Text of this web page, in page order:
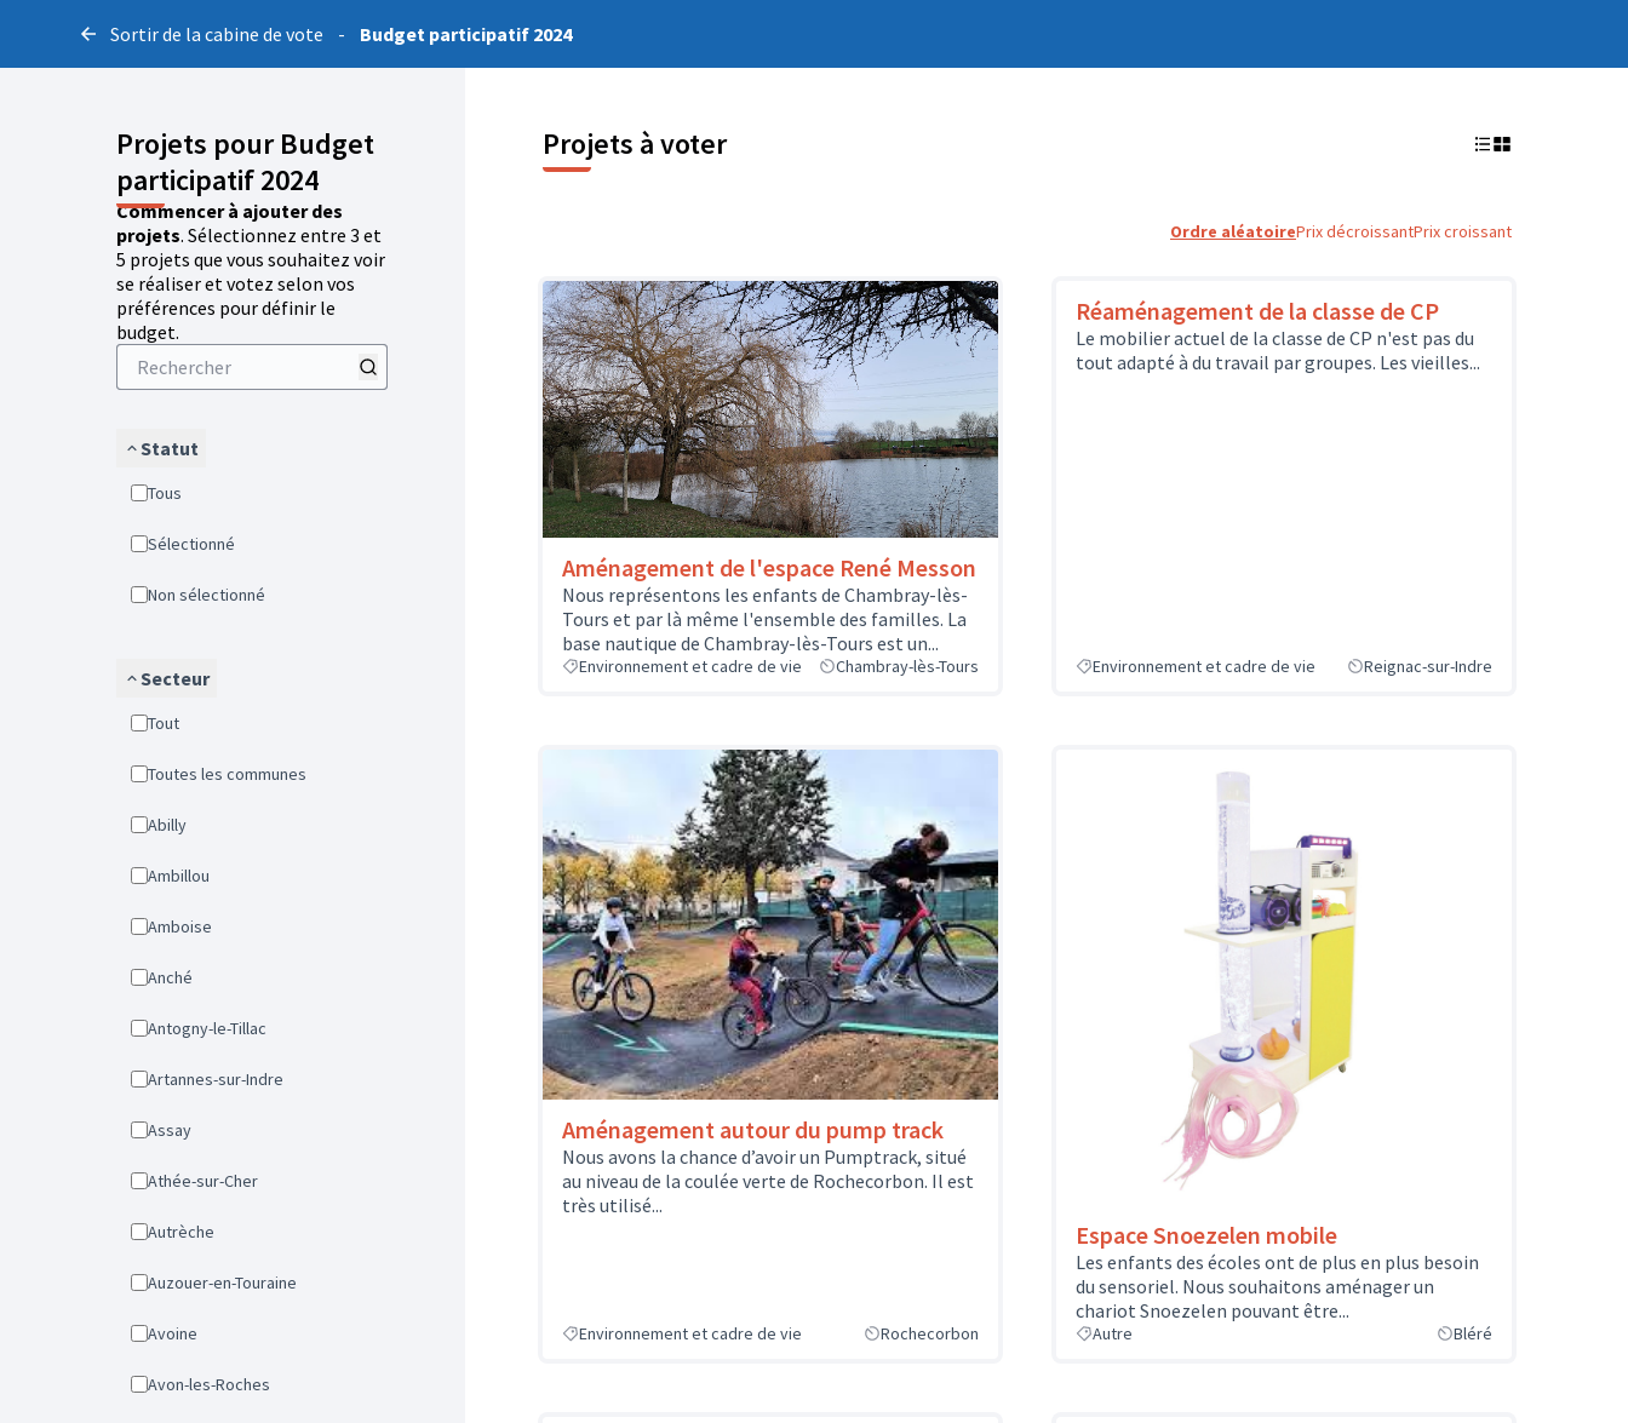
Sortir de la cabine de vote - Budget participatif 2024
Projets pour Budget
participatif 2024
Commencer à ajouter des
projets. Sélectionnez entre 3 et
5 projets que vous souhaitez voir
se réaliser et votez selon vos
préférences pour définir le
budget.
Statut
Tous
Sélectionné
Non sélectionné
Secteur
Tout
Toutes les communes
Abilly
Ambillou
Amboise
Anché
Antogny-le-Tillac
Artannes-sur-Indre
Assay
Athée-sur-Cher
Autrèche
Auzouer-en-Touraine
Avoine
Avon-les-Roches
Projets à voter
Ordre aléatoirePrix décroissantPrix croissant
Aménagement de l'espace René Messon
Nous représentons les enfants de Chambray-lès-
Tours et par là même l'ensemble des familles. La
base nautique de Chambray-lès-Tours est un...
Environnement et cadre de vie Chambray-lès-Tours
Réaménagement de la classe de CP
Le mobilier actuel de la classe de CP n'est pas du
tout adapté à du travail par groupes. Les vieilles...
Environnement et cadre de vie Reignac-sur-Indre
Aménagement autour du pump track
Nous avons la chance d’avoir un Pumptrack, situé
au niveau de la coulée verte de Rochecorbon. Il est
très utilisé...
Environnement et cadre de vie Rochecorbon
Espace Snoezelen mobile
Les enfants des écoles ont de plus en plus besoin
du sensoriel. Nous souhaitons aménager un
chariot Snoezelen pouvant être...
Autre Bléré